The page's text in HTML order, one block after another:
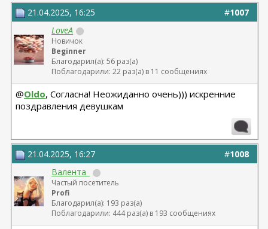
#1007
21.04.2025, 16:25
LoveA
Новичок
Beginner
Благодарил(а): 56 раз(а)
Поблагодарили: 22 раз(а) в 11 сообщениях
@Oldo, Согласна! Неожиданно очень))) искренние
поздравления девушкам
#1008
21.04.2025, 16:27
Валента_
Частый посетитель
Profi
Благодарил(а): 193 раз(а)
Поблагодарили: 444 раз(а) в 193 сообщениях